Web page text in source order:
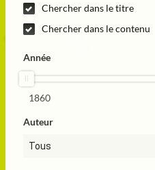
Chercher dans le titre
Chercher dans le contenu
Année
1860
Auteur
Tous